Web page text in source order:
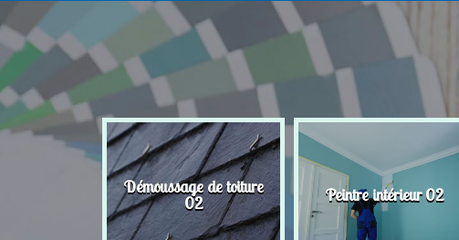
Démoussage de toiture
02 Peintre intérieur 02